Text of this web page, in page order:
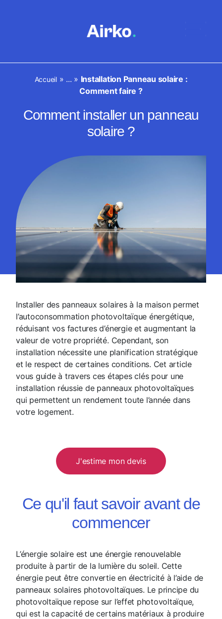
Accueil» ... » Installation Panneau solaire :
Comment faire ?
Comment installer un panneau
solaire ?
Installer des panneaux solaires à la maison permet
l’autoconsommation photovoltaïque énergétique,
réduisant vos factures d’énergie et augmentant la
valeur de votre propriété. Cependant, son
installation nécessite une planification stratégique
et le respect de certaines conditions. Cet article
vous guide à travers ces étapes clés pour une
installation réussie de panneaux photovoltaïques
qui permettent un rendement toute l’année dans
votre logement.
J'estime mon devis
Ce qu'il faut savoir avant de
commencer
L’énergie solaire est une énergie renouvelable
produite à partir de la lumière du soleil. Cette
énergie peut être convertie en électricité à l’aide de
panneaux solaires photovoltaïques. Le principe du
photovoltaïque repose sur l’effet photovoltaïque,
qui est la capacité de certains matériaux à produire